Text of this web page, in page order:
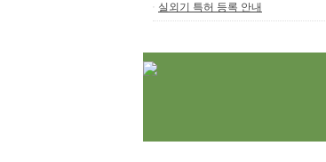
ㆍ 실외기 특허 등록 안내